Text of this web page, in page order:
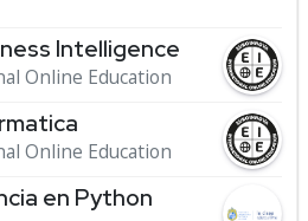
Intelligence
Online Education
Online Education
en Python